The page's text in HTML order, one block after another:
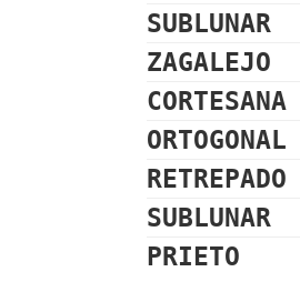
SUBLUNAR
ZAGALEJO
CORTESANA
ORTOGONAL
RETREPADO
SUBLUNAR
PRIETO